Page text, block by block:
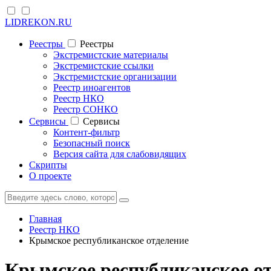
LIDREKON.RU
Реестры
Реестры
Экстремистские материалы
Экстремистские ссылки
Экстремистские организации
Реестр иноагентов
Реестр НКО
Реестр СОНКО
Cервисы
Cервисы
Контент-фильтр
Безопасный поиск
Версия сайта для слабовидящих
Скрипты
О проекте
Главная
Реестр НКО
Крымское республиканское отделение